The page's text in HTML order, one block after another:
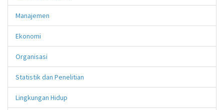
Manajemen
Ekonomi
Organisasi
Statistik dan Penelitian
Lingkungan Hidup